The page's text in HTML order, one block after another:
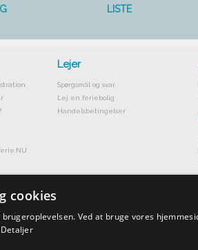
LISTE
Lejer
Spørgsmål og svar
Lej en feriebolig
Handelsbetingelser
cookies
Ved at bruge vores
Detaljer